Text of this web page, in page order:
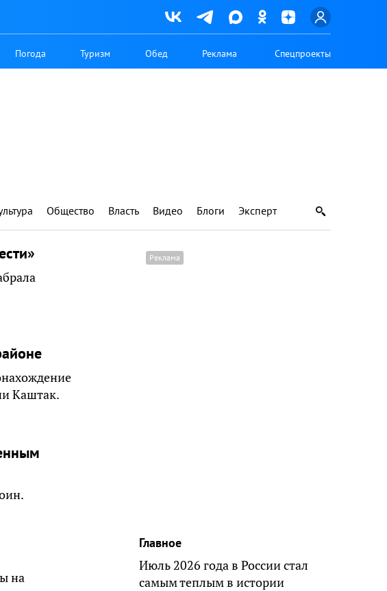
Погода Туризм Обед Реклама Спецпроекты
Общество Власть Видео Блоги Эксперт
Каштак.
на
Главное
Июль 2026 года в России стал
самым теплым в истории